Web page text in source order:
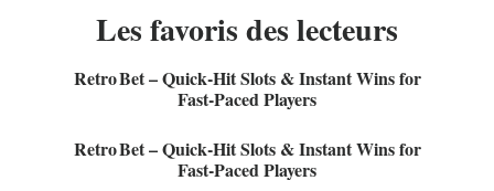
Les favoris des lecteurs
Retro Bet – Quick‑Hit Slots & Instant Wins for
Fast‑Paced Players
Retro Bet – Quick‑Hit Slots & Instant Wins for
Fast‑Paced Players